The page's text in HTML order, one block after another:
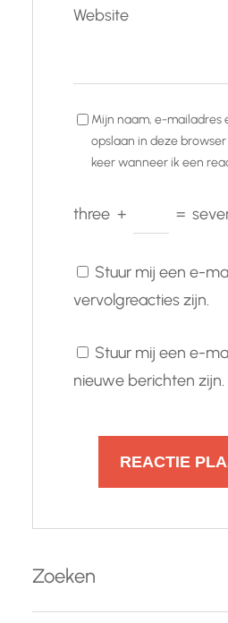
Website
Mijn naam, e-mailadres
opslaan in deze
keer wanneer ik een
three + =
Stuur mij een e-
vervolgreacties zijn.
Stuur mij een e-
nieuwe berichten zijn.
Zoeken